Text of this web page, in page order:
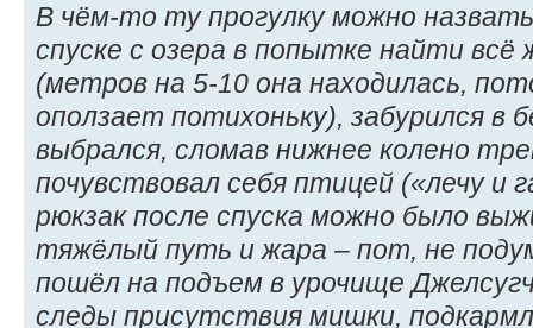
В чём-то ту прогулку можно
спуске с озера в попытке найти
(метров на 5-10 она находилась,
оползает потихоньку), забурился в
выбрался, сломав нижнее колено
почувствовал себя птицей («лечу и
рюкзак после спуска можно было
тяжёлый путь и жара – пот, не
пошёл на подъем в урочище
следы присутствия мишки,